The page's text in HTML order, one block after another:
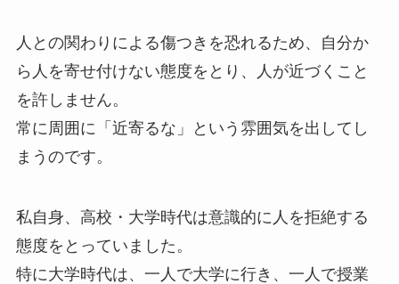
人との関わりによる傷つきを恐れるため、自分か
ら人を寄せ付けない態度をとり、人が近づくこと
を許しません。
常に周囲に「近寄るな」という雰囲気を出してし
まうのです。
私自身、高校・大学時代は意識的に人を拒絶する
態度をとっていました。
特に大学時代は、一人で大学に行き、一人で授業